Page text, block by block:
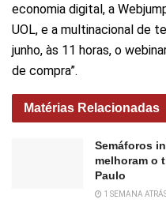
economia digital, a
UOL, e a multinacional de
junho, às 11 horas, o
de compra”.
Matérias Relacionadas
Semáforos
melhoram o
Paulo
1 SEMANA